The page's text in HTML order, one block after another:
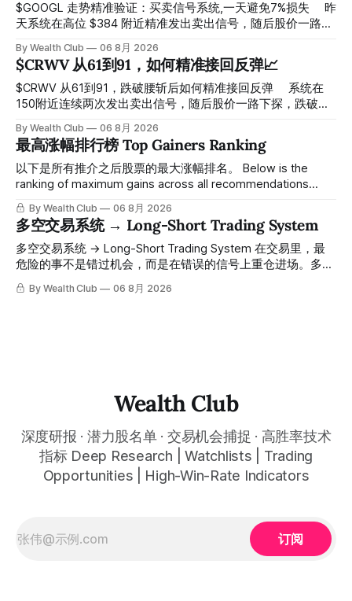
$GOOGL 走势精准验证：买卖信号系统,一天避免7%损失 ⠀ 昨
天系统在高位 $384 附近精准发出卖出信号，随后股价一路下
工干预，无需猜顶猜底，系统结合大数据自动帮你读懂市场情
绪与资金流向的转折点。 ⠀ 想要使用同款买卖信号交易系统
指标，以及更多核心名单、深度研究报告、交易机会 :
thewealthclub.vip
By Wealth Club 06 8月 2026
$CRWV 从61到91，如何精准接回反弹📈
$CRWV 从61到91，跌破腰斩后如何精准接回反弹 ⠀ 系统在
150附近连续两次发出卖出信号，随后股价一路下探，跌破
61附近精准打出Breakout突破信号。 ⠀ 从突破点起算，股价
一路反弹，最高触及91，涨幅接近50%。 ⠀ 今天股价小幅回
调5.07%，收报85.33，仍然稳稳站在突破位置上方。 ⠀ 很多
人觉得交易辛苦，是因为把时间都花在自己画线、盯盘、分析
点。 ⠀ 而这套系统，已经帮你把大数据全部跑过一遍，市场
情绪、资金流向、趋势反转位置，全部自动分析整合，直接把
高胜率信号推送到你面前。 ⠀ 你需要做的，只是准备好一份
自己喜欢的公司清单，剩下的分析交给系统。 ⠀ 交易，本该
标，以及更多核心名单、深度研究报告、交易机会 :
By Wealth Club 06 8月 2026
最高涨幅排行榜 Top Gainers Ranking
以下是所有推介之后股票的最大涨幅排名。 Below is the
ranking of maximum gains across all recommendations
since inclusion. 统计区间为2025年11月1日至2026年7月12
日。所有推介的入场价、目标价及推介日期，均在对应期数
「交易机会」文章发布时同步公开，时间戳可完整溯源，付费
会员随时可交叉核实。 The tracking period covers
November 1, 2025 to July 12, 2026. All entry prices, price
simultaneously in the corresponding "Trading Ideas"
By Wealth Club 06 8月 2026
多空交易系统 → Long-Short Trading System
多空交易系统 → Long-Short Trading System 在交易里，最
危险的事不是错过机会，而是在错误的信号上重仓进场。多空
交易系统真正高胜率的交易，把最高确信度的市场结构，直接
呈现在你的图表上。 无需成为图表专家，强大的算法自动为
with any financial market — stocks, crypto,
By Wealth Club 06 8月 2026
Wealth Club
深度研报 · 潜力股名单 · 交易机会捕捉 · 高胜率技术
指标 Deep Research | Watchlists | Trading
Opportunities | High-Win-Rate Indicators
订阅